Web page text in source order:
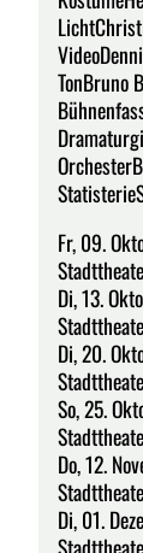
TonBruno
Fr, 09.
Di, 13.
Di, 20.
So, 25.
Do, 12.
Di, 01.